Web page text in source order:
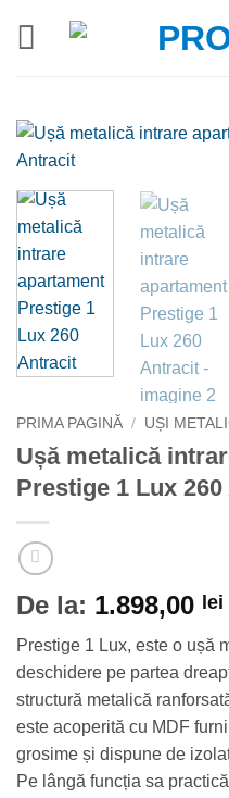
PRIMA PAGINĂ / UȘI
Ușă metalică
Prestige 1 Lux
De la: 1.898,00 lei
Prestige 1 Lux, este o ușă
deschidere pe partea
structură metalică
este acoperită cu MDF
grosime și dispune de
Pe lângă funcția sa